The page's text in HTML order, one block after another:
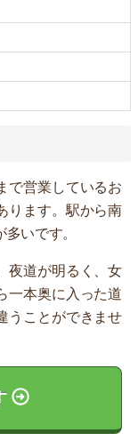
で営業しているお
ります。駅から南
いです。
夜道が明るく、女
一本奥に入った道
うことができませ